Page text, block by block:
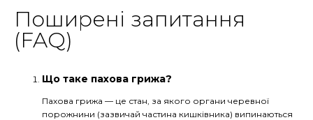
Поширені запитання
(FAQ)
Що таке пахова грижа?
Пахова грижа — це стан, за якого органи черевної
порожнини (зазвичай частина кишківника) випинаються